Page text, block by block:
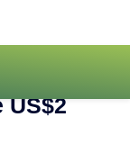
US$2